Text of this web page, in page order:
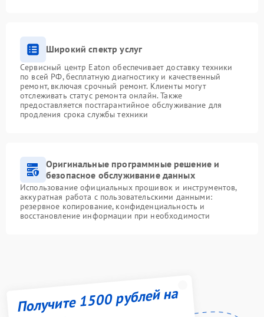
Широкий спектр услуг
Сервисный центр Eaton обеспечивает доставку техники
по всей РФ, бесплатную диагностику и качественный
ремонт, включая срочный ремонт. Клиенты могут
отслеживать статус ремонта онлайн. Также
предоставляется постгарантийное обслуживание для
продления срока службы техники
Оригинальные программные решение и
безопасное обслуживание данных
Использование официальных прошивок и инструментов,
аккуратная работа с пользовательскими данными:
резервное копирование, конфиденциальность и
восстановление информации при необходимости
Получите 1500 рублей на